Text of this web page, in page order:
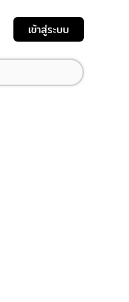
เข้าสู่ระบบ